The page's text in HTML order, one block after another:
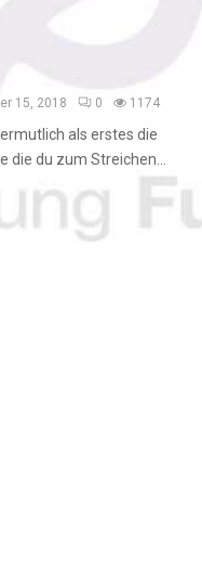
15, 2018 0 1174
als erstes die
die du zum Streichen...